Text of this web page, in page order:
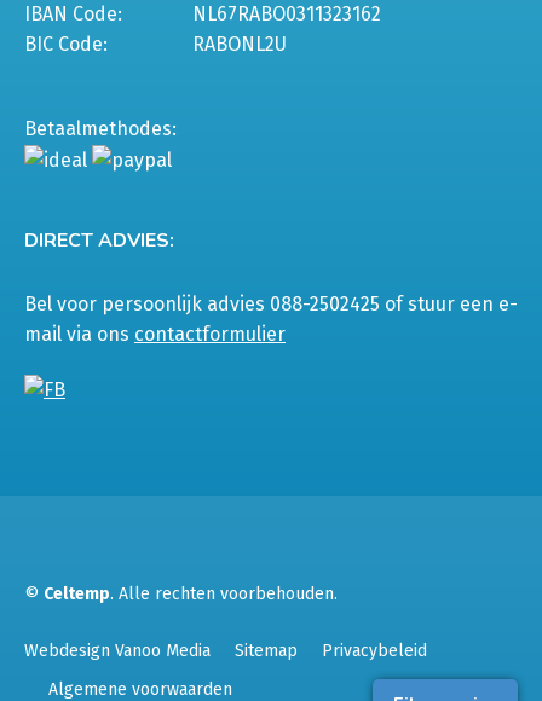
IBAN Code:
NL67RABO0311323162
BIC Code:
RABONL2U
Betaalmethodes:
DIRECT ADVIES:
Bel voor persoonlijk advies 088-2502425 of stuur een e-
mail via ons contactformulier
© Celtemp. Alle rechten voorbehouden.
Webdesign Vanoo Media Sitemap
Privacybeleid
Algemene voorwaarden